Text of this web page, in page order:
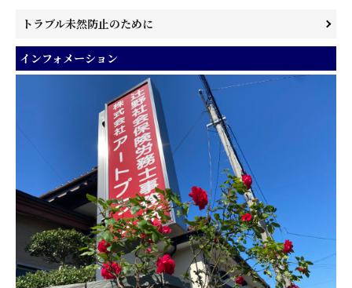
トラブル未然防止のために
メンタルヘルス関連
ハラスメント関連
自己都合退職でトラブルを起こさないポイント
辞めて頂きたい従業員への対応
未払い残業を発生させない労務管理体制
トラブル回避ための労働条件の不利益変更の手順
募集・採用時の留意点
インフォメーション